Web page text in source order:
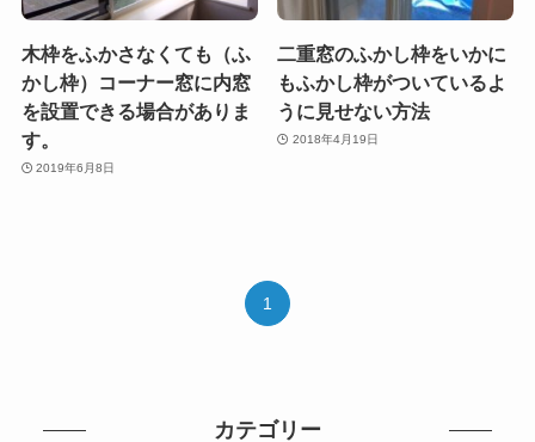
木枠をふかさなくても（ふ
かし枠）コーナー窓に内窓
を設置できる場合がありま
す。
2019年6月8日
二重窓のふかし枠をいかに
もふかし枠がついているよ
うに見せない方法
2018年4月19日
1
カテゴリー